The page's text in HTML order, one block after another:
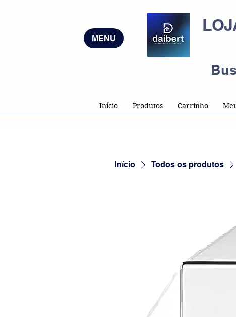
MENU
Início Produtos Carrinho
Início Todos os produtos